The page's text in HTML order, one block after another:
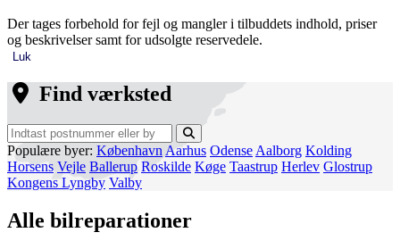
Der tages forbehold for fejl og mangler i tilbuddets indhold, priser
og beskrivelser samt for udsolgte reservedele.
Luk
Find værksted
Populære byer: København Aarhus Odense Aalborg Kolding
Horsens Vejle Ballerup Roskilde Køge Taastrup Herlev Glostrup
Kongens Lyngby Valby
Alle bilreparationer